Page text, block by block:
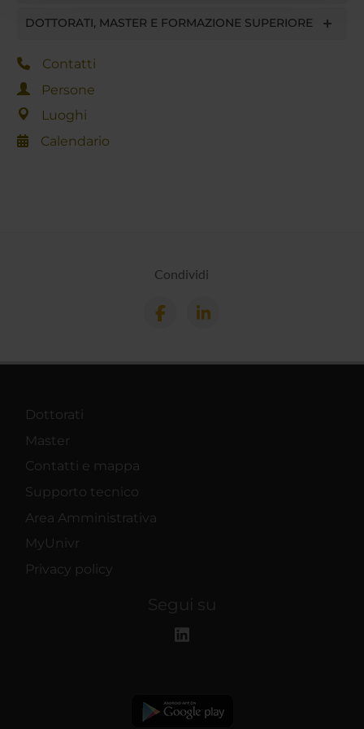
raccolto dal tuo utilizzo dei loro servizi.
DOTTORATI, MASTER E FORMAZIONE SUPERIORE
Contatti
Persone
Luoghi
Calendario
Condividi
Dottorati
Master
Contatti e mappa
Supporto tecnico
Area Amministrativa
MyUnivr
Privacy policy
Segui su